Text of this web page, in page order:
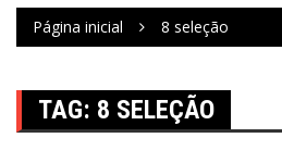
Página inicial 8 seleção
TAG: 8 SELEÇÃO